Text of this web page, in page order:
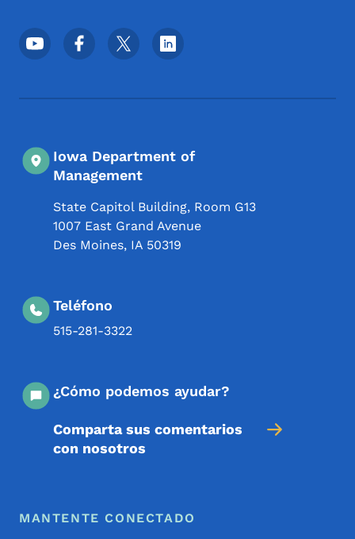
Menú de redes sociales del pie de página
Iowa Department of
Management
State Capitol Building, Room G13
1007 East Grand Avenue
Des Moines, IA 50319
Teléfono
515-281-3322
¿Cómo podemos ayudar?
Comparta sus comentarios
con nosotros
Menú de pie de página
Footer
MANTENTE CONECTADO